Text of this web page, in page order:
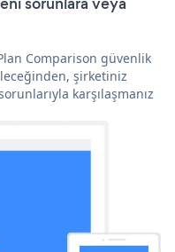
Comparison güvenlik
şirketiniz
karşılaşmanız